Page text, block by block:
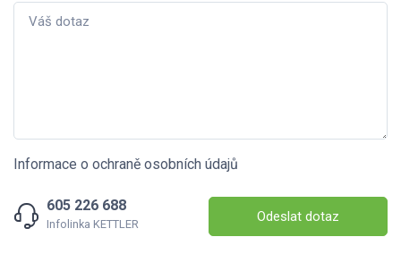
Informace o ochraně osobních údajů
605 226 688
Infolinka KETTLER Odeslat dotaz